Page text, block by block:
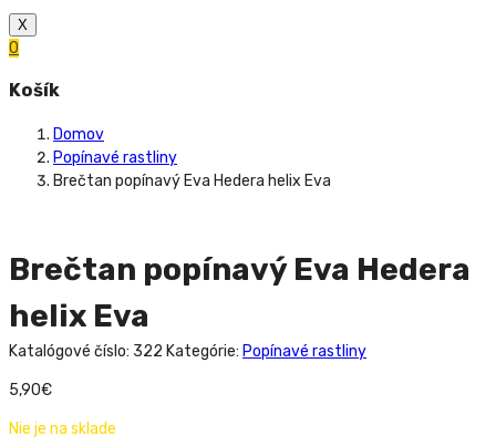
X
0
Košík
Domov
Popínavé rastliny
Brečtan popínavý Eva Hedera helix Eva
Brečtan popínavý Eva Hedera
helix Eva
Katalógové číslo: 322 Kategórie: Popínavé rastliny
5,90€
Nie je na sklade